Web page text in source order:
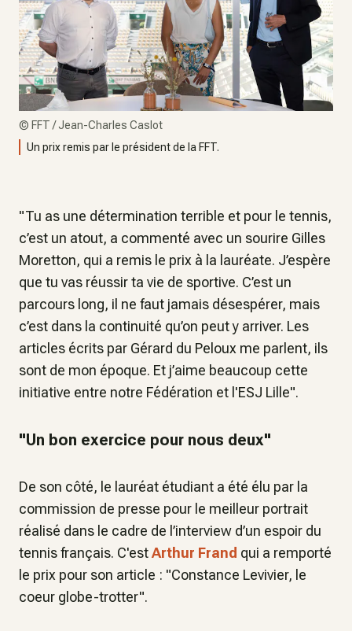
© FFT / Jean-Charles Caslot
Un prix remis par le président de la FFT.
"Tu as une détermination terrible et pour le tennis,
c’est un atout, a commenté avec un sourire Gilles
Moretton, qui a remis le prix à la lauréate. J’espère
que tu vas réussir ta vie de sportive. C’est un
parcours long, il ne faut jamais désespérer, mais
c’est dans la continuité qu’on peut y arriver. Les
articles écrits par Gérard du Peloux me parlent, ils
sont de mon époque. Et j’aime beaucoup cette
initiative entre notre Fédération et l'ESJ Lille".
"Un bon exercice pour nous deux"
De son côté, le lauréat étudiant a été élu par la
commission de presse pour le meilleur portrait
réalisé dans le cadre de l’interview d’un espoir du
tennis français. C'estArthur Frand qui a remporté
le prix pour son article : "Constance Levivier, le
coeur globe-trotter".